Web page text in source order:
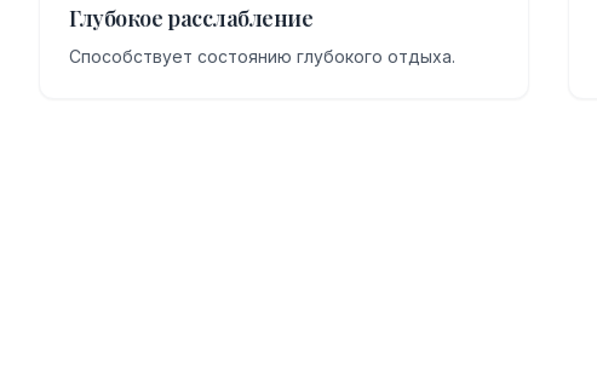
Глубокое расслабление
Способствует состоянию глубокого отдыха.